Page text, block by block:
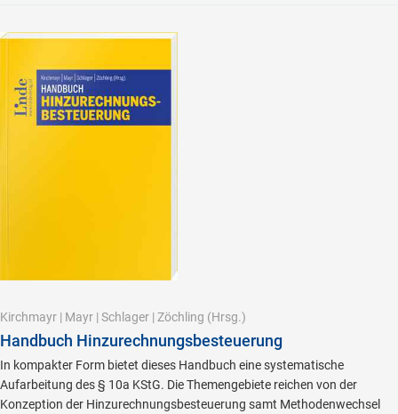
Kirchmayr | Mayr | Schlager | Zöchling (Hrsg.)
Handbuch Hinzurechnungsbesteuerung
In kompakter Form bietet dieses Handbuch eine systematische
Aufarbeitung des § 10a KStG. Die Themengebiete reichen von der
Konzeption der Hinzurechnungsbesteuerung samt Methodenwechsel